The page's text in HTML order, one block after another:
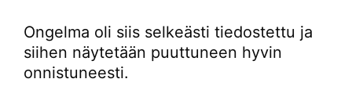
Ongelma oli siis selkeästi tiedostettu ja
siihen näytetään puuttuneen hyvin
onnistuneesti.